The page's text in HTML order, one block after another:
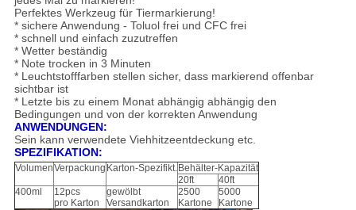
Perfektes Werkzeug für Tiermarkierung!
* sichere Anwendung - Toluol frei und CFC frei
* schnell und einfach zuzutreffen
* Wetter beständig
* Note trocken in 3 Minuten
* Leuchtstofffarben stellen sicher, dass markierend offenbar
sichtbar ist
* Letzte bis zu einem Monat abhängig abhängig den
Bedingungen und von der korrekten Anwendung
ANWENDUNGEN:
Sein kann verwendete Viehhitzeentdeckung etc.
SPEZIFIKATION:
VolumenVerpackung Karton-Spezifikt. Behälter-Kapazität
20ft
40ft
400ml
12pcs
pro Karton
gewölbt
Versandkarton
2500
Kartone
5000
Kartone